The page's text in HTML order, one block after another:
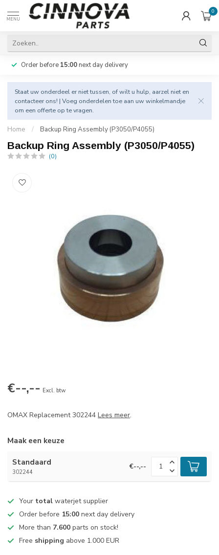
MENU
0
Order before 15:00next day delivery
Staat uw onderdeel er niet tussen, of wilt u hulp, aarzel niet en
contacteer ons! | Voeg onderdelen toe aan uw winkelmandje
om een offerte op te vragen.
Home / Backup Ring Assembly (P3050/P4055)
Backup Ring Assembly (P3050/P4055)
(0)
€--,-- Excl. btw
OMAX Replacement 302244 Lees meer.
Maak een keuze
Standaard
302244
€--,--
Your total waterjet supplier
Order before 15:00 next day delivery
More than 7.600 parts on stock!
Free shipping above 1.000 EUR